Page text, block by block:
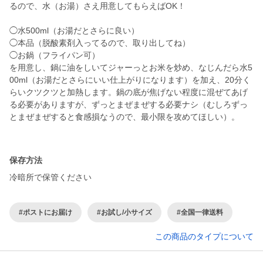
るので、水（お湯）さえ用意してもらえばOK！
◯水500ml（お湯だとさらに良い）
◯本品（脱酸素剤入ってるので、取り出してね）
◯お鍋（フライパン可）
を用意し、鍋に油をしいてジャーっとお米を炒め、なじんだら水5
00ml（お湯だとさらにいい仕上がりになります）を加え、20分く
らいクツクツと加熱します。鍋の底が焦げない程度に混ぜてあげ
る必要がありますが、ずっとまぜまぜする必要ナシ（むしろずっ
とまぜまぜすると食感損なうので、最小限を攻めてほしい）。
保存方法
冷暗所で保管ください
#ポストにお届け #お試し/小サイズ #全国一律送料
この商品のタイプについて